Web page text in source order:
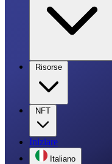
Risorse
NFT
Iniziare
Italiano